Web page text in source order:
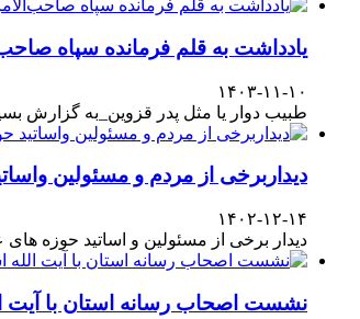
یادداشت به قلم فرمانده سپاه
۱۴۰۳-۱۱-۱۰
طبیب دوار یا مثل پدر قزوین_به گزارش
دیداربرخی از مردم و مسئولین
۱۴۰۲-۱۲-۱۴
دیدار برخی از مسئولین و اساتید حوزه
نشست اصحاب رسانه استان با آیت